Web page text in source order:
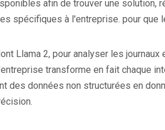
afin de trouver une solution,
spécifiques à l'entreprise. pour que
Llama 2, pour analyser les
transforme en fait chaque
des données non structurées en